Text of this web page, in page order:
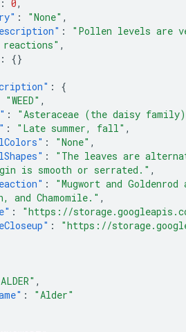
: 0,
: "None" ,
:
"Pollen levels are
,
:
{}
:
{
"WEED" ,
:
"Asteraceae (the daisy
: "Late summer, fall" ,
: "None" ,
:
"The leaves are
is smooth or serrated." ,
:
"Mugwort and
and Chamomile." ,
:
"https://
:
"https://
,
:
"Alder"